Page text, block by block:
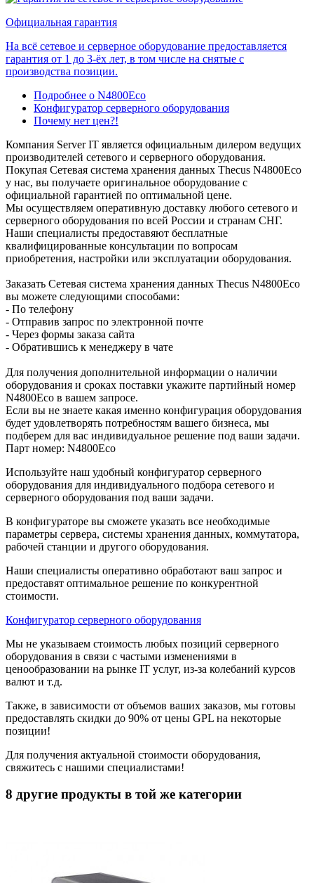
Официальная гарантия
На всё сетевое и серверное оборудование предоставляется
гарантия от 1 до 3-ёх лет, в том числе на снятые с
производства позиции.
Подробнее о N4800Eco
Конфигуратор серверного оборудования
Почему нет цен?!
Компания Server IT является официальным дилером ведущих
производителей сетевого и серверного оборудования.
Покупая Сетевая система хранения данных Thecus N4800Eco
у нас, вы получаете оригинальное оборудование с
официальной гарантией по оптимальной цене.
Мы осуществляем оперативную доставку любого сетевого и
серверного оборудования по всей России и странам СНГ.
Наши специалисты предоставяют бесплатные
квалифицированные консультации по вопросам
приобретения, настройки или эксплуатации оборудования.
Заказать Сетевая система хранения данных Thecus N4800Eco
вы можете следующими способами:
- По телефону
- Отправив запрос по электронной почте
- Через формы заказа сайта
- Обратившись к менеджеру в чате
Для получения дополнительной информации о наличии
оборудования и сроках поставки укажите партийный номер
N4800Eco в вашем запросе.
Если вы не знаете какая именно конфигурация оборудования
будет удовлетворять потребностям вашего бизнеса, мы
подберем для вас индивидуальное решение под ваши задачи.
Парт номер: N4800Eco
Используйте наш удобный конфигуратор серверного
оборудования для индивидуального подбора сетевого и
серверного оборудования под ваши задачи.
В конфигураторе вы сможете указать все необходимые
параметры сервера, системы хранения данных, коммутатора,
рабочей станции и другого оборудования.
Наши специалисты оперативно обработают ваш запрос и
предоставят оптимальное решение по конкурентной
стоимости.
Конфигуратор серверного оборудования
Мы не указываем стоимость любых позиций серверного
оборудования в связи с частыми изменениями в
ценообразовании на рынке IT услуг, из-за колебаний курсов
валют и т.д.
Также, в зависимости от объемов ваших заказов, мы готовы
предоставлять скидки до 90% от цены GPL на некоторые
позиции!
Для получения актуальной стоимости оборудования,
свяжитесь с нашими специалистами!
8 другие продукты в той же категории